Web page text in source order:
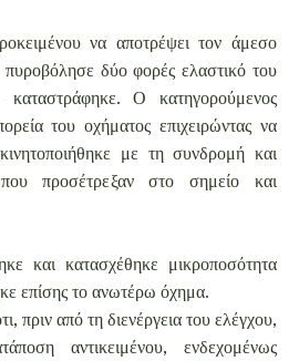
να αποτρέψει τον άμεσο
δύο φορές ελαστικό του
καταστράφηκε. Ο κατηγορούμενος
του οχήματος επιχειρώντας να
με τη συνδρομή και
προσέτρεξαν στο σημείο και
και κατασχέθηκε μικροποσότητα
επίσης το ανωτέρω όχημα.
πριν από τη διενέργεια του ελέγχου,
αντικειμένου, ενδεχομένως